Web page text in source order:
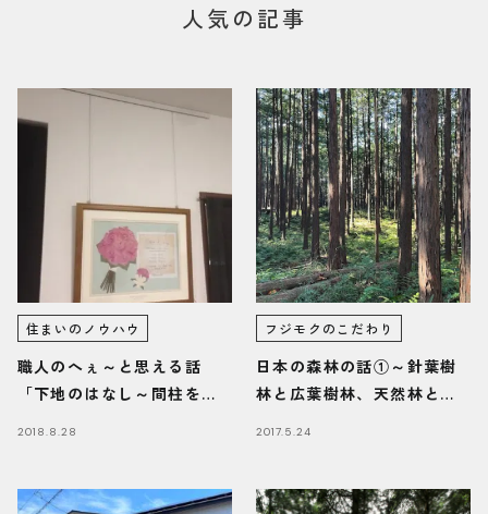
人気の記事
住まいのノウハウ
職人のへぇ～と思える話
「下地のはなし～間柱を見
2018.8.28
フジモクのこだわり
日本の森林の話①～針葉樹
林と広葉樹林、天然林と人
2017.5.24